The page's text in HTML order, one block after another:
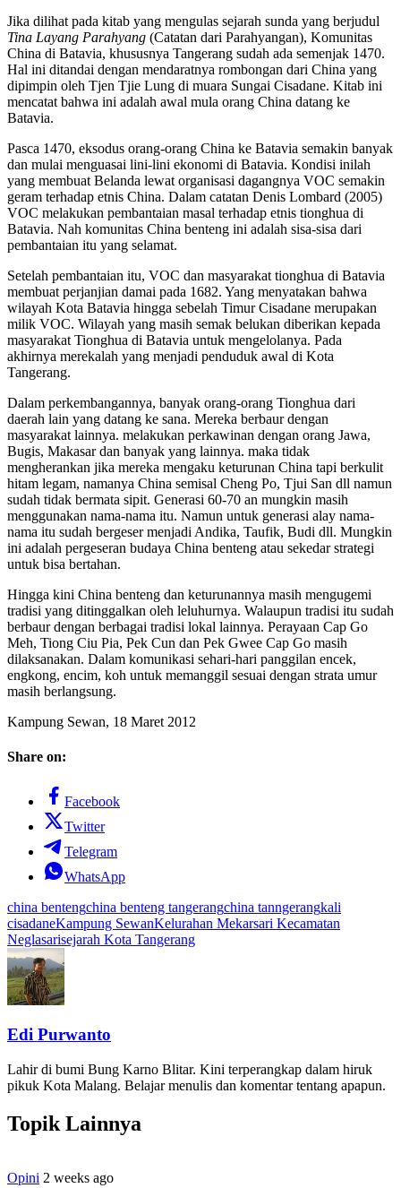
Jika dilihat pada kitab yang mengulas sejarah sunda yang berjudul
Tina Layang Parahyang (Catatan dari Parahyangan), Komunitas
China di Batavia, khususnya Tangerang sudah ada semenjak 1470.
Hal ini ditandai dengan mendaratnya rombongan dari China yang
dipimpin oleh Tjen Tjie Lung di muara Sungai Cisadane. Kitab ini
mencatat bahwa ini adalah awal mula orang China datang ke
Batavia.
Pasca 1470, eksodus orang-orang China ke Batavia semakin banyak
dan mulai menguasai lini-lini ekonomi di Batavia. Kondisi inilah
yang membuat Belanda lewat organisasi dagangnya VOC semakin
geram terhadap etnis China. Dalam catatan Denis Lombard (2005)
VOC melakukan pembantaian masal terhadap etnis tionghua di
Batavia. Nah komunitas China benteng ini adalah sisa-sisa dari
pembantaian itu yang selamat.
Setelah pembantaian itu, VOC dan masyarakat tionghua di Batavia
membuat perjanjian damai pada 1682. Yang menyatakan bahwa
wilayah Kota Batavia hingga sebelah Timur Cisadane merupakan
milik VOC. Wilayah yang masih semak belukan diberikan kepada
masyarakat Tionghua di Batavia untuk mengelolanya. Pada
akhirnya merekalah yang menjadi penduduk awal di Kota
Tangerang.
Dalam perkembangannya, banyak orang-orang Tionghua dari
daerah lain yang datang ke sana. Mereka berbaur dengan
masyarakat lainnya. melakukan perkawinan dengan orang Jawa,
Bugis, Makasar dan banyak yang lainnya. maka tidak
mengherankan jika mereka mengaku keturunan China tapi berkulit
hitam legam, namanya China semisal Cheng Po, Tjui San dll namun
sudah tidak bermata sipit. Generasi 60-70 an mungkin masih
menggunakan nama-nama itu. Namun untuk generasi alay nama-
nama itu sudah bergeser menjadi Andika, Taufik, Budi dll. Mungkin
ini adalah pergeseran budaya China benteng atau sekedar strategi
untuk bisa bertahan.
Hingga kini China benteng dan keturunannya masih mengugemi
tradisi yang ditinggalkan oleh leluhurnya. Walaupun tradisi itu sudah
berbaur dengan berbagai tradisi lokal lainnya. Perayaan Cap Go
Meh, Tiong Ciu Pia, Pek Cun dan Pek Gwee Cap Go masih
dilaksanakan. Dalam komunikasi sehari-hari panggilan encek,
engkong, encim, koh untuk memanggil sesuai dengan strata umur
masih berlangsung.
Kampung Sewan, 18 Maret 2012
Share on:
Facebook
Twitter
Telegram
WhatsApp
china bentengchina benteng tangerangchina tanngerangkali
cisadaneKampung SewanKelurahan Mekarsari Kecamatan
Neglasarisejarah Kota Tangerang
Edi Purwanto
Lahir di bumi Bung Karno Blitar. Kini terperangkap dalam hiruk
pikuk Kota Malang. Belajar menulis dan komentar tentang apapun.
Topik Lainnya
Opini 2 weeks ago